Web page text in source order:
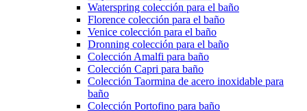
Waterspring colección para el baño
Florence colección para el baño
Venice colección para el baño
Dronning colección para el baño
Colección Amalfi para baño
Colección Capri para baño
Colección Taormina de acero inoxidable para
baño
Colección Portofino para baño